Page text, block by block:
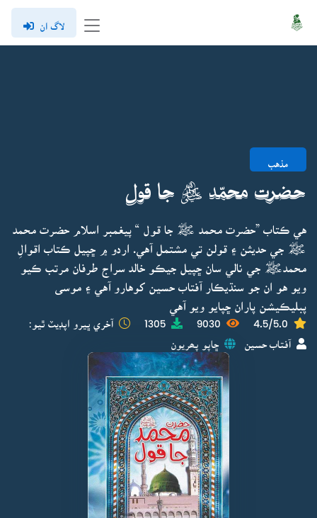
لاگ ان
مذهب
حضرت محمّد ﷺ جا قول
هي ڪتاب ”حضرت محمد ﷺ جا قول “ پيغمبر اسلام حضرت محمد
ﷺ جي حديثن ۽ قولن تي مشتمل آهي. اردو ۾ ڇپيل ڪتاب اقوالِ
محمدﷺ جي نالي سان ڇپيل جيڪو خالد سراج طرفان مرتب ڪيو
ويو هو ان جو سنڌيڪار آفتاب حسين کوهارو آهي ۽ موسى
پبليڪيشن پاران ڇپايو ويو آهي
4.5/5.0
9030
1305 آخري ڀيرو اپڊيٽ ٿيو:
آفتاب حسين ڇاپو پھريون